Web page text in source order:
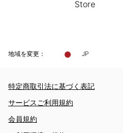
地域を変更： JP
特定商取引法に基づく表記
サービスご利用規約
会員規約